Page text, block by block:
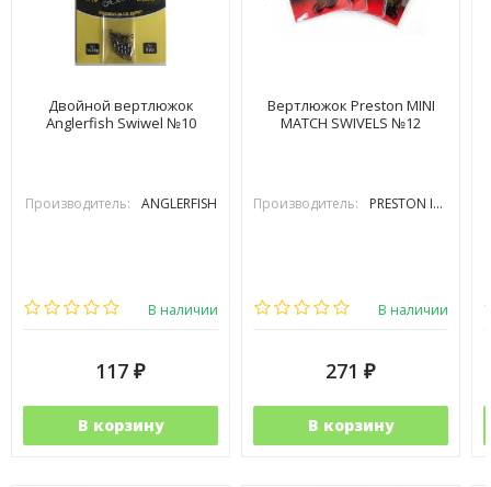
Двойной вертлюжок
Anglerfish Swiwel №10
Производитель: ANGLERFISH
В наличии
117 ₽
В корзину
Вертлюжок Preston MINI
MATCH SWIVELS №12
Производитель: PRESTON INOVATIONS
В наличии
271 ₽
В корзину